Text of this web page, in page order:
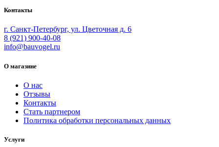
Контакты
г. Санкт-Петербург, ул. Цветочная д. 6
8 (921) 900-40-08
info@bauvogel.ru
О магазине
О нас
Отзывы
Контакты
Стать партнером
Политика обработки персональных данных
Услуги